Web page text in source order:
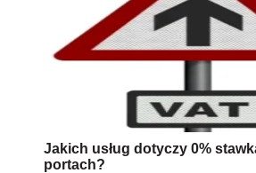
Jakich usług dotyczy 0%
portach?